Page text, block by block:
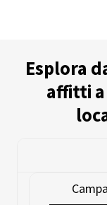
Esplora
affitti